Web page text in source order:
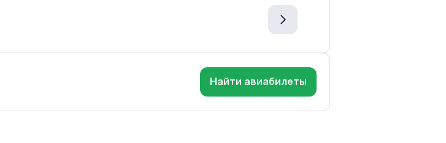
Найти авиабилеты